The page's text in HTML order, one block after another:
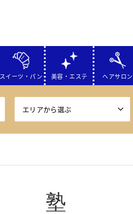
スイーツ・パン 美容・エステ ヘアサロン
エリアから選ぶ
塾